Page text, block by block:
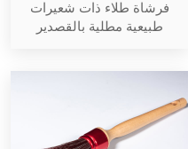
فرشاة طلاء ذات شعيرات
طبيعية مطلية بالقصدير